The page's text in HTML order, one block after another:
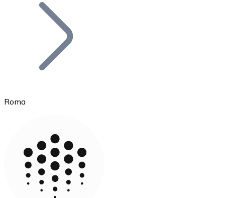
Bitcoin
Ethereum
ETH
Roma